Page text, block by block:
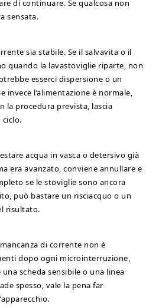
di continuare. Se qualcosa non
sensata.
sia stabile. Se il salvavita o il
quando la lavastoviglie riparte, non
esserci dispersione o un
invece l’alimentazione è normale,
la procedura prevista, lascia
ciclo.
acqua in vasca o detersivo già
era avanzato, conviene annullare e
se le stoviglie sono ancora
può bastare un risciacquo o un
risultato.
di corrente non è
dopo ogni microinterruzione,
scheda sensibile o una linea
spesso, vale la pena far